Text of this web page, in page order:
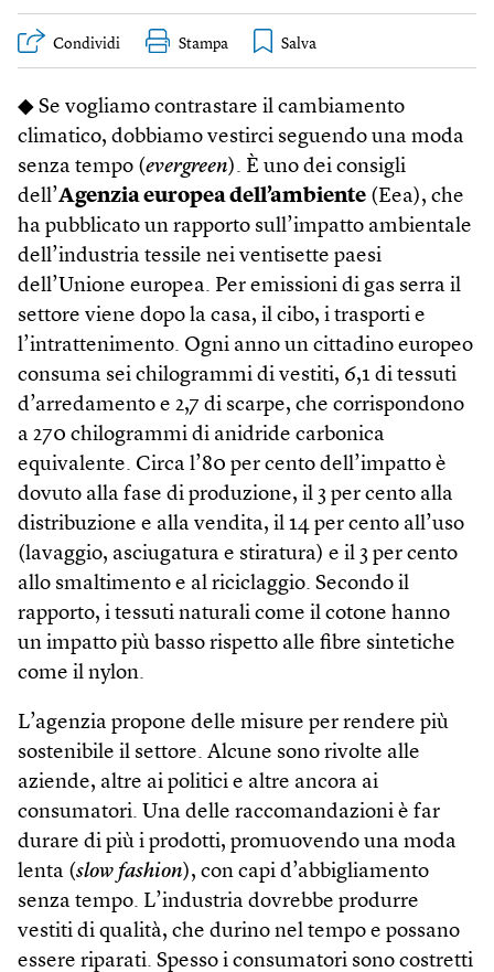
Condividi Stampa
◆ Se vogliamo contrastare il cambiamento
climatico, dobbiamo vestirci seguendo una moda
senza tempo (evergreen). È uno dei consigli
dell’Agenzia europea dell’ambiente (Eea), che
ha pubblicato un rapporto sull’impatto ambientale
dell’industria tessile nei ventisette paesi
dell’Unione europea. Per emissioni di gas serra il
settore viene dopo la casa, il cibo, i trasporti e
l’intrattenimento. Ogni anno un cittadino europeo
consuma sei chilogrammi di vestiti, 6,1 di tessuti
d’arredamento e 2,7 di scarpe, che corrispondono
a 270 chilogrammi di anidride carbonica
equivalente. Circa l’80 per cento dell’impatto è
dovuto alla fase di produzione, il 3 per cento alla
distribuzione e alla vendita, il 14 per cento all’uso
(lavaggio, asciugatura e stiratura) e il 3 per cento
allo smaltimento e al riciclaggio. Secondo il
rapporto, i tessuti naturali come il cotone hanno
un impatto più basso rispetto alle fibre sintetiche
come il nylon.
L’agenzia propone delle misure per rendere più
sostenibile il settore. Alcune sono rivolte alle
aziende, altre ai politici e altre ancora ai
consumatori. Una delle raccomandazioni è far
durare di più i prodotti, promuovendo una moda
lenta (slow fashion), con capi d’abbigliamento
senza tempo. L’industria dovrebbe produrre
vestiti di qualità, che durino nel tempo e possano
essere riparati. Spesso i consumatori sono costretti